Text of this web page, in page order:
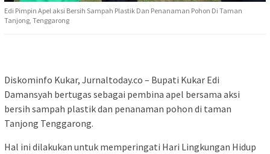
Edi Pimpin Apel aksi Bersih Sampah Plastik Dan Penanaman Pohon Di Taman
Tanjong, Tenggarong
Diskominfo Kukar, Jurnaltoday.co – Bupati Kukar Edi
Damansyah bertugas sebagai pembina apel bersama aksi
bersih sampah plastik dan penanaman pohon di taman
Tanjong Tenggarong.
Hal ini dilakukan untuk memperingati Hari Lingkungan Hidup